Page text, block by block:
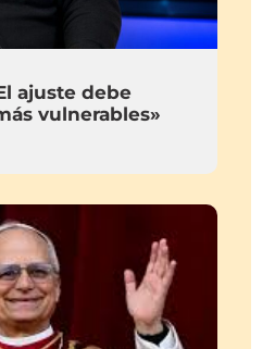
ajuste debe
vulnerables»